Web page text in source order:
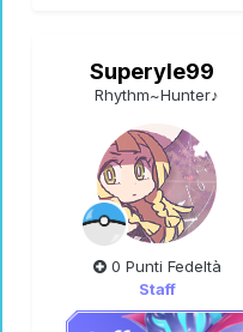
Superyle99
Rhythm~Hunter♪
0 Punti Fedeltà
Staff